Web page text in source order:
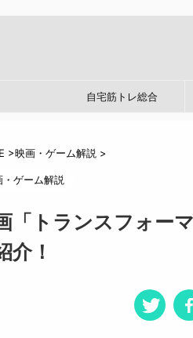
自宅筋トレ総合
>映画・ゲーム解説 >
・ゲーム解説
「トランスフォー
介！